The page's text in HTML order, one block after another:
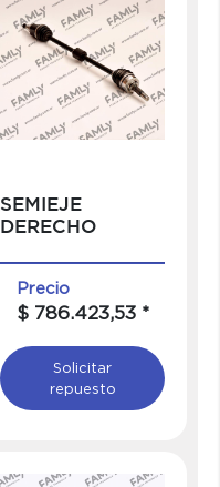
SEMIEJE
DERECHO
Precio
$ 786.423,53 *
Solicitar
repuesto